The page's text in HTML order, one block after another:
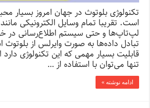
تکنولوژی بلوتوث در جهان امروز بسیار
است. تقریبا تمام وسایل الکترونیکی
لپ‌تاپ‌ها و حتی سیستم اطلاع‌رسانی در
تبادل داده‌ها به صورت وایرلس از بلوتوث
قابلیت بسیار مهمی که این تکنولوژی
تنها می‌توان با استفاده از …
ادامه نوشته »